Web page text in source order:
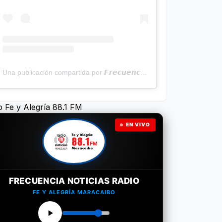
Una publicación compartida por 𝙁𝙧𝙚𝙘𝙪𝙚𝙣𝙘𝙞𝙖 𝙉𝙤𝙩𝙞𝙘𝙞𝙖𝙨 | Programa Radial (@frecuencianoticias)
Fe y Alegría 88.1 FM
EN VIVO
FRECUENCIA NOTICIAS RADIO
FE Y ALEGRÍA MARACAIBO